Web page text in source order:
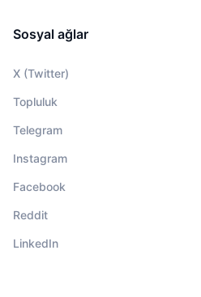
Sosyal ağlar
X (Twitter)
Topluluk
Telegram
Instagram
Facebook
Reddit
LinkedIn